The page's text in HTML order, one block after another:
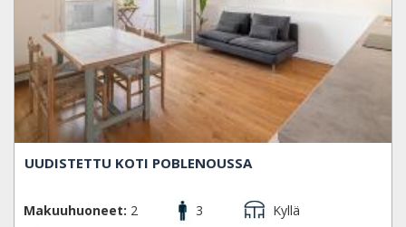
UUDISTETTU KOTI POBLENOUSSA
Makuuhuoneet: 2 3
Kyllä